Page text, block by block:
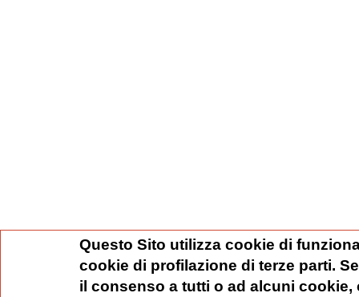
Questo Sito utilizza cookie di
cookie di profilazione di terze parti.
il consenso a tutti o ad alcuni